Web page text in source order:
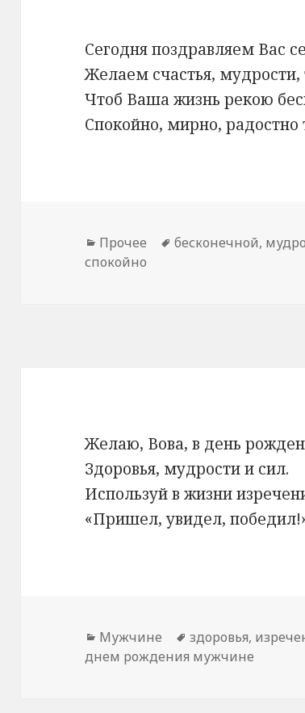
Сегодня поздравляем Вас
Желаем счастья, мудрости,
Чтоб Ваша жизнь рекою
Спокойно, мирно, радостно
Рубрики
Прочее Метки
бесконечной,
спокойно
Желаю, Вова, в день
Здоровья, мудрости и сил.
Используй в жизни
«Пришел, увидел,
Рубрики
Мужчине Метки
здоровья,
днем рождения мужчине